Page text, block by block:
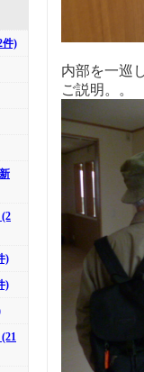
件)
)
)
内部を一巡
ご説明。。